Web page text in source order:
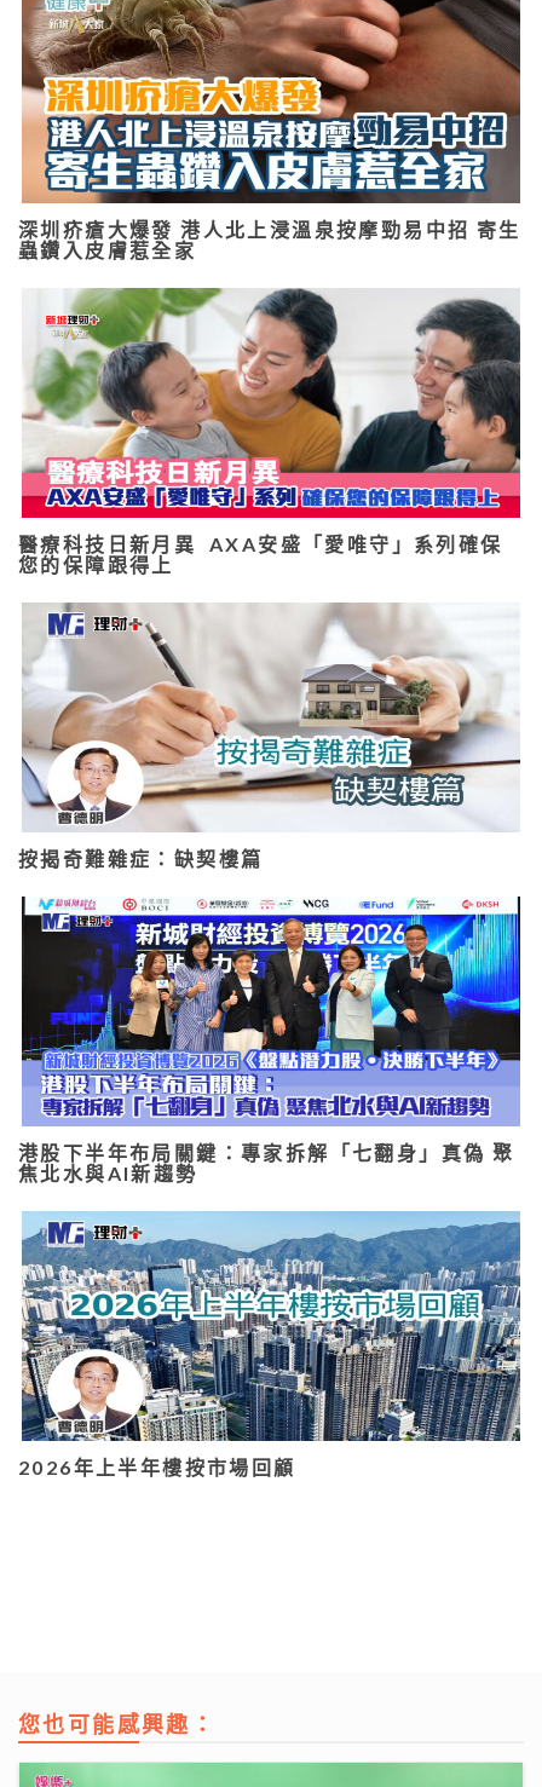
深圳疥瘡大爆發 港人北上浸溫泉按摩勁易中招 寄生
蟲鑽入皮膚惹全家
醫療科技日新月異 AXA安盛「愛唯守」系列確保
您的保障跟得上
按揭奇難雜症：缺契樓篇
港股下半年布局關鍵：專家拆解「七翻身」真偽 聚
焦北水與AI新趨勢
2026年上半年樓按市場回顧
您也可能感興趣：